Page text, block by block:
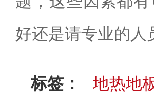
好还是请专业的人
标签： 地热地